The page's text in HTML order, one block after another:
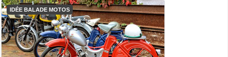
IDÉE BALADE MOTOS